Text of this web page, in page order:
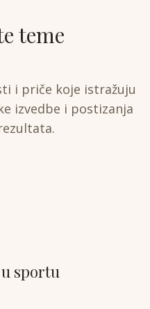
teme
i priče koje istražuju
izvedbe i postizanja
sportu